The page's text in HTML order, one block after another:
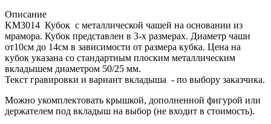
Описание
KM3014 Кубок с металлической чашей на основании из
мрамора. Кубок представлен в 3-х размерах. Диаметр чаши
от10см до 14см в зависимости от размера кубка. Цена на
кубок указана со стандартным плоским металлическим
вкладышем диаметром 50/25 мм.
Текст гравировки и вариант вкладыша - по выбору заказчика.
Можно укомплектовать крышкой, дополненной фигурой или
держателем под вкладыш на выбор (не входит в стоимость).